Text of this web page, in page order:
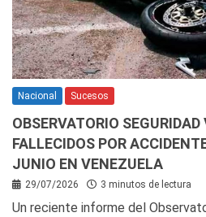
Nacional Sucesos
OBSERVATORIO
FALLECIDOS POR
JUNIO EN VENEZUELA
29/07/2026 3 minutos de lectura
Un reciente informe del